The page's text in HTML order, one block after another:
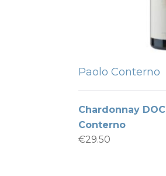
Paolo Conterno
Chardonnay
Conterno
€29.50